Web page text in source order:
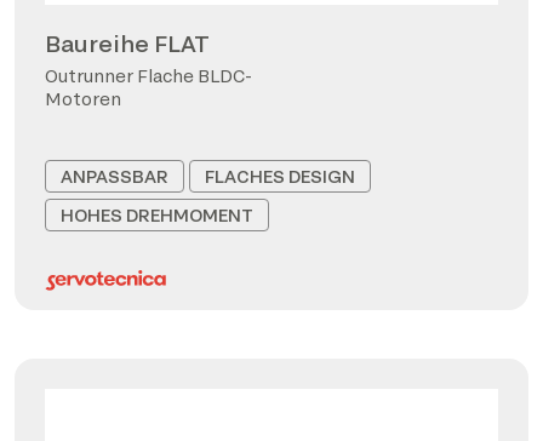
Baureihe FLAT
Outrunner Flache BLDC-
Motoren
ANPASSBAR
FLACHES DESIGN
HOHES DREHMOMENT